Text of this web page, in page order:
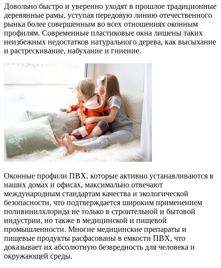
Довольно быстро и уверенно уходят в прошлое традиционные
деревянные рамы, уступая передовую линию отечественного
рынка более совершенным во всех отношениях оконным
профилям. Современные пластиковые окна лишены таких
неизбежных недостатков натурального дерева, как высыхание
и растрескивание, набухание и гниение.
Оконные профили ПВХ, которые активно устанавливаются в
наших домах и офисах, максимально отвечают
международным стандартам качества и экологической
безопасности, что подтверждается широким применением
поливинилхлорида не только в строительной и бытовой
индустрии, но также в медицинской и пищевой
промышленности. Многие медицинские препараты и
пищевые продукты расфасованы в емкости ПВХ, что
доказывает их абсолютную безвредность для человека и
окружающей среды.